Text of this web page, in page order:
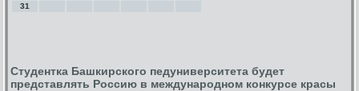
31
Студентка Башкирского педуниверситета будет
представлять Россию в международном конкурсе красы